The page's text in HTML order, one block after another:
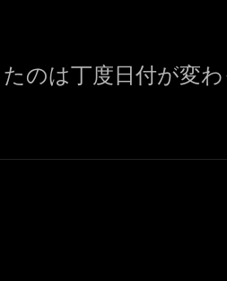
のは丁度日付が変